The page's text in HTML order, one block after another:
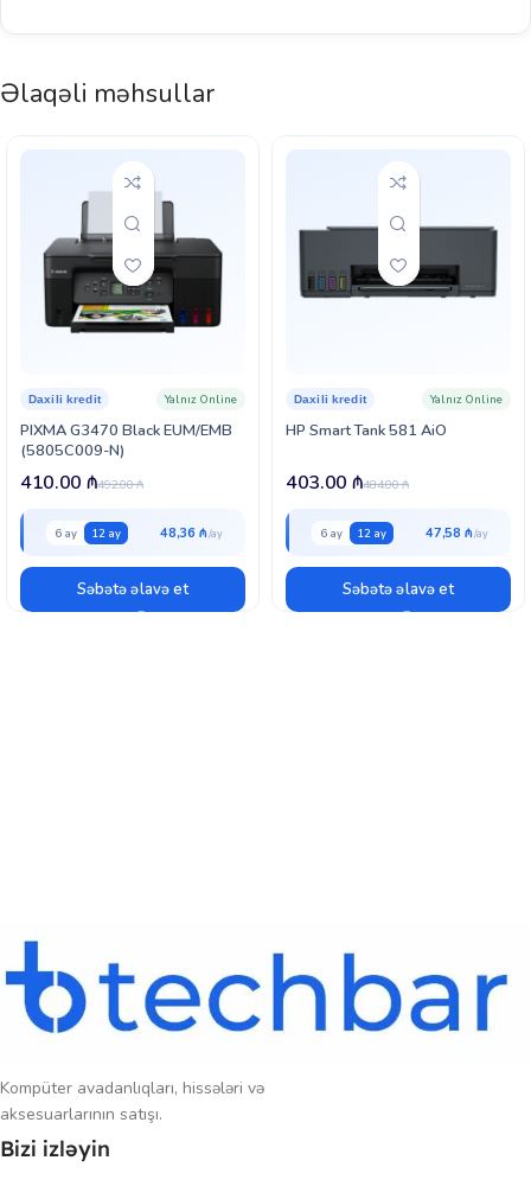
Əlaqəli məhsullar
PIXMA G3470 Black EUM/EMB
(5805C009-N)
Daxili kredit Yalnız Online
492.00₼
410.00 ₼
6 ay 12 ay 48,36 ₼
Səbətə əlavə et
HP Smart Tank 581 AiO
Daxili kredit Yalnız Online
484.00₼
403.00 ₼
6 ay 12 ay 47,58 ₼
Səbətə əlavə et
Kompüter avadanlıqları, hissələri və
aksesuarlarının satışı.
Bizi izləyin